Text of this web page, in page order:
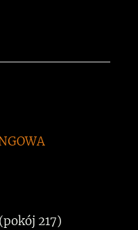
217)